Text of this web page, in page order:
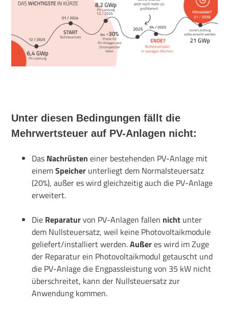
Unter diesen Bedingungen fällt die
Mehrwertsteuer auf PV-Anlagen nicht:
Das Nachrüsten einer bestehenden PV-Anlage mit
einemSpeicher unterliegt dem Normalsteuersatz
(20%), außer es wird gleichzeitig auch die PV-Anlage
erweitert.
Die Reparaturvon PV-Anlagen fallen nicht unter
dem Nullsteuersatz, weil keine Photovoltaikmodule
geliefert/installiert werden.Außeres wird im Zuge
der Reparatur ein Photovoltaikmodul getauscht und
die PV-Anlage die Engpassleistung von 35 kW nicht
überschreitet, kann der Nullsteuersatz zur
Anwendung kommen.